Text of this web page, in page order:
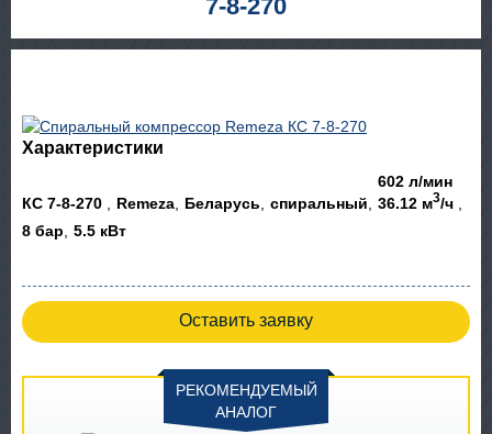
7-8-270
Характеристики
КС 7-8-270 Remeza Беларусь спиральный
602 л/мин
36.12 м3/ч
8 бар
5.5 кВт
Оставить заявку
РЕКОМЕНДУЕМЫЙ
АНАЛОГ